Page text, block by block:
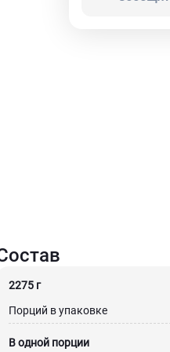
2275 г
Порций в упаковке
В одной порции